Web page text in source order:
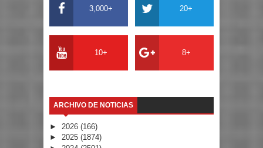
3,000+ 20+
10+ 8+
ARCHIVO DE NOTICIAS
► 2026 (166)
► 2025 (1874)